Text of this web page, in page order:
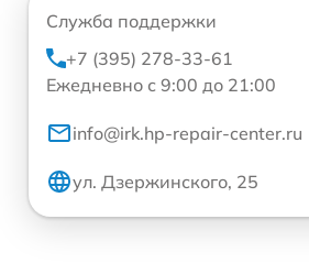
Служба поддержки
+7 (395) 278-33-61
Ежедневно с 9:00 до 21:00
info@irk.hp-repair-center.ru
ул. Дзержинского, 25